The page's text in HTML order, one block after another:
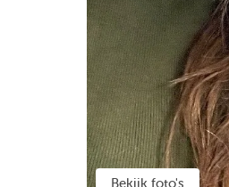
Bekijk foto's